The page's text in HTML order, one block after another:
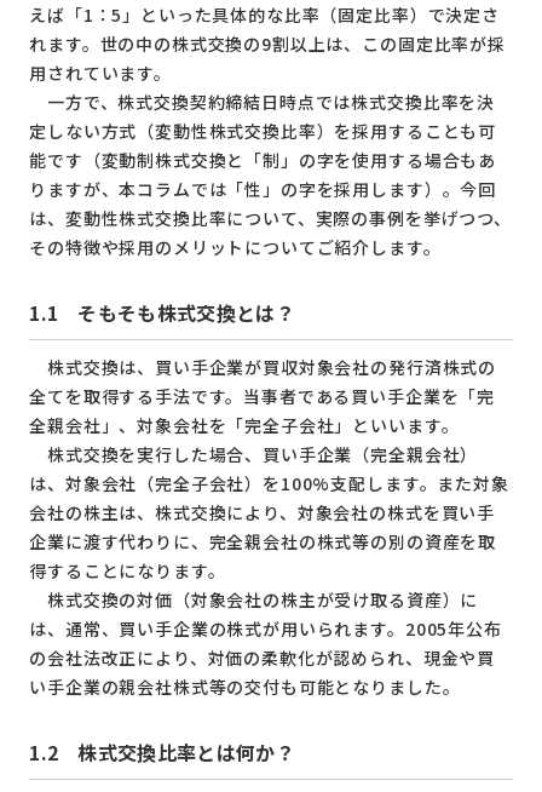
えば「1：5」といった具体的な比率（固定比率）で決定さ
れます。世の中の株式交換の9割以上は、この固定比率が採
用されています。
一方で、株式交換契約締結日時点では株式交換比率を決
定しない方式（変動性株式交換比率）を採用することも可
能です（変動制株式交換と「制」の字を使用する場合もあ
りますが、本コラムでは「性」の字を採用します）。今回
は、変動性株式交換比率について、実際の事例を挙げつつ、
その特徴や採用のメリットについてご紹介します。
1.1 そもそも株式交換とは？
株式交換は、買い手企業が買収対象会社の発行済株式の
全てを取得する手法です。当事者である買い手企業を「完
全親会社」、対象会社を「完全子会社」といいます。
株式交換を実行した場合、買い手企業（完全親会社）
は、対象会社（完全子会社）を100%支配します。また対象
会社の株主は、株式交換により、対象会社の株式を買い手
企業に渡す代わりに、完全親会社の株式等の別の資産を取
得することになります。
株式交換の対価（対象会社の株主が受け取る資産）に
は、通常、買い手企業の株式が用いられます。2005年公布
の会社法改正により、対価の柔軟化が認められ、現金や買
い手企業の親会社株式等の交付も可能となりました。
1.2 株式交換比率とは何か？